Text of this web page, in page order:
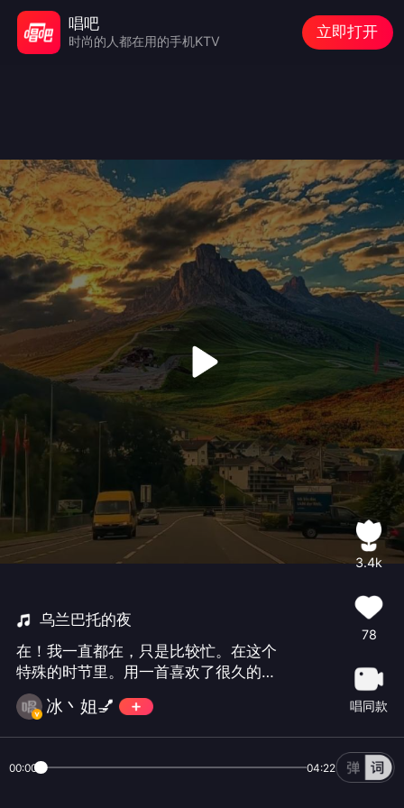
乌兰巴托的夜
在！我一直都在，只是比较忙。在这个
特殊的时节里。用一首喜欢了很久的歌
曲来表达思亲的心情。没时间认真唱，
随心而歌。听听就好！不用支持！🙏
冰丶姐💅
3.4k
78
唱同款
00:00 04:22
唱吧
时尚的人都在用的手机KTV
立即打开